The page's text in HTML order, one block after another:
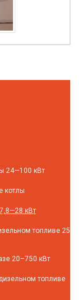
24—100 кВт
котлы
кВт
топливе 25
20–750 кВт
топливе